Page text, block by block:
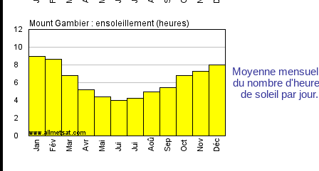
Moyenne
du nombre
de soleil par jour.